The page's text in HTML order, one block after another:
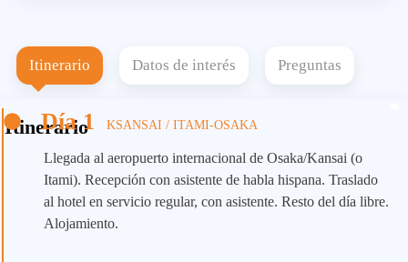
Itinerario Datos de interés Preguntas
Itinerario
Día 1 KSANSAI / ITAMI-OSAKA
Llegada al aeropuerto internacional de Osaka/Kansai (o
Itami). Recepción con asistente de habla hispana. Traslado
al hotel en servicio regular, con asistente. Resto del día libre.
Alojamiento.